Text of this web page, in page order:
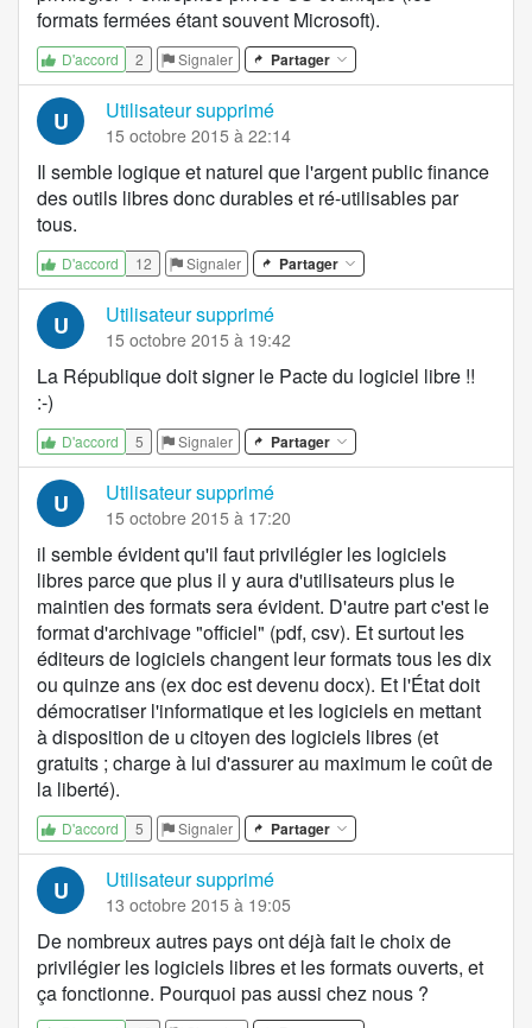
formats fermées étant souvent Microsoft).
D'accord 2 Signaler Partager
U Utilisateur supprimé
15 octobre 2015 à 22:14
Il semble logique et naturel que l'argent public finance
des outils libres donc durables et ré-utilisables par
tous.
D'accord 12 Signaler Partager
U Utilisateur supprimé
15 octobre 2015 à 19:42
La République doit signer le Pacte du logiciel libre !!
:-)
D'accord 5 Signaler Partager
U Utilisateur supprimé
15 octobre 2015 à 17:20
il semble évident qu'il faut privilégier les logiciels
libres parce que plus il y aura d'utilisateurs plus le
maintien des formats sera évident. D'autre part c'est le
format d'archivage "officiel" (pdf, csv). Et surtout les
éditeurs de logiciels changent leur formats tous les dix
ou quinze ans (ex doc est devenu docx). Et l'État doit
démocratiser l'informatique et les logiciels en mettant
à disposition de u citoyen des logiciels libres (et
gratuits ; charge à lui d'assurer au maximum le coût de
la liberté).
D'accord 5 Signaler Partager
U Utilisateur supprimé
13 octobre 2015 à 19:05
De nombreux autres pays ont déjà fait le choix de
privilégier les logiciels libres et les formats ouverts, et
ça fonctionne. Pourquoi pas aussi chez nous ?